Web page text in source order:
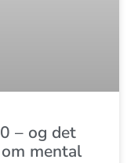
– og det
mental